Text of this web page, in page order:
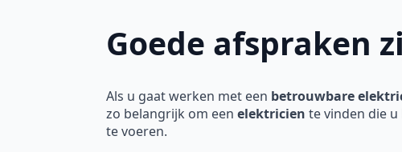
Goede afspraken
Als u gaat werken met een betrouwbare
zo belangrijk om een elektricien te vinden die
te voeren.